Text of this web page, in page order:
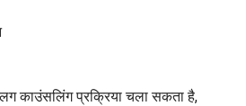
काउंसलिंग प्रक्रिया चला सकता है,